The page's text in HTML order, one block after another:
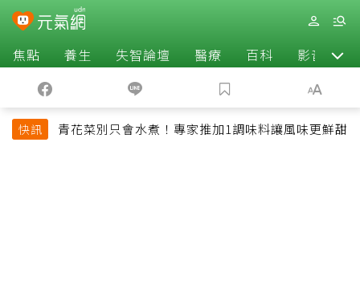
焦點 養生 失智論壇 醫療 百科 影音
快訊 青花菜別只會水煮！專家推加1調味料讓風味更鮮甜